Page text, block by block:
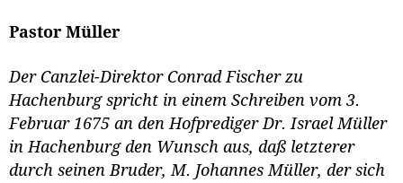
Pastor Müller
Der Canzlei-Direktor Conrad Fischer zu
Hachenburg spricht in einem Schreiben vom 3.
Februar 1675 an den Hofprediger Dr. Israel Müller
in Hachenburg den Wunsch aus, daß letzterer
durch seinen Bruder, M. Johannes Müller, der sich